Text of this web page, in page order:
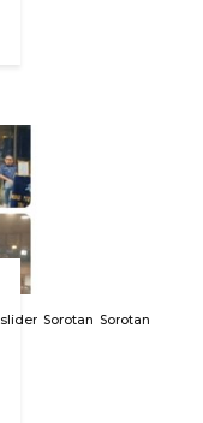
slider Sorotan Sorotan